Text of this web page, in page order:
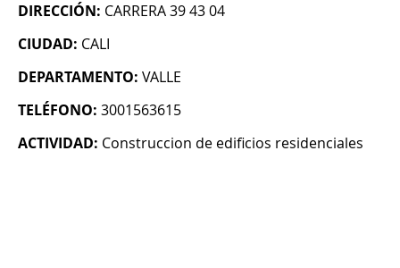
DIRECCIÓN: CARRERA 39 43 04
CIUDAD: CALI
DEPARTAMENTO: VALLE
TELÉFONO: 3001563615
ACTIVIDAD: Construccion de edificios residenciales